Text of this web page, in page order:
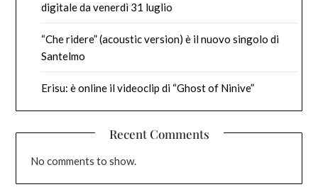
digitale da venerdì 31 luglio
“Che ridere” (acoustic version) è il nuovo singolo di
Santelmo
Erisu: è online il videoclip di “Ghost of Ninive”
Recent Comments
No comments to show.